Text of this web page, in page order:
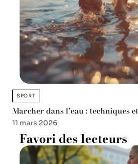
SPORT
Marcher dans l’eau : techniques
11 mars 2026
Favori des lecteurs